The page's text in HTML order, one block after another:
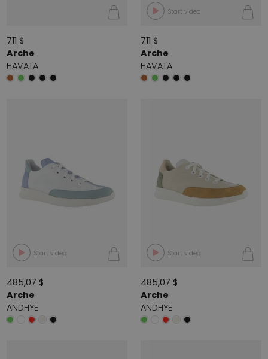
711 $
Arche
HAVATA
Start video
711 $
Arche
HAVATA
Start video
485,07 $
Arche
ANDHYE
Start video
485,07 $
Arche
ANDHYE